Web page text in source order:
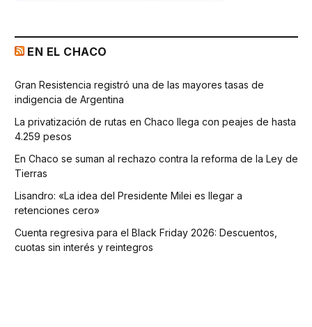
EN EL CHACO
Gran Resistencia registró una de las mayores tasas de
indigencia de Argentina
La privatización de rutas en Chaco llega con peajes de hasta
4.259 pesos
En Chaco se suman al rechazo contra la reforma de la Ley de
Tierras
Lisandro: «La idea del Presidente Milei es llegar a
retenciones cero»
Cuenta regresiva para el Black Friday 2026: Descuentos,
cuotas sin interés y reintegros